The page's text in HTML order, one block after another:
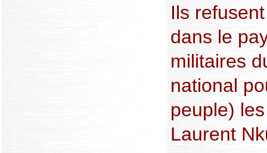
Ils
dans le
militaires
national
peuple)
Laurent